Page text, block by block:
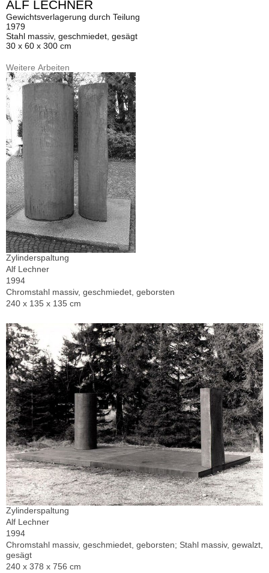
ALF LECHNER
Gewichtsverlagerung durch Teilung
1979
Stahl massiv, geschmiedet, gesägt
30 x 60 x 300 cm
Weitere Arbeiten
Zylinderspaltung
Alf Lechner
1994
Chromstahl massiv, geschmiedet, geborsten
240 x 135 x 135 cm
Zylinderspaltung
Alf Lechner
1994
Chromstahl massiv, geschmiedet, geborsten; Stahl massiv, gewalzt,
gesägt
240 x 378 x 756 cm